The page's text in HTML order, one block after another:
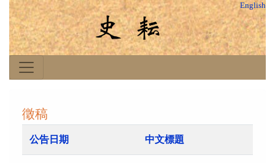
English
徵稿
公告日期 中文標題